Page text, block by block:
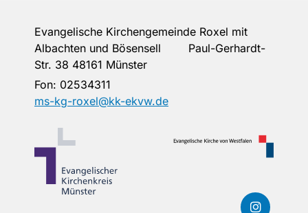
Evangelische Kirchengemeinde Roxel mit
Albachten und Bösensell Paul-Gerhardt-
Str. 38 48161 Münster
Fon: 02534311
ms-kg-roxel@kk-ekvw.de